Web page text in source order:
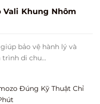
Vali Khung Nhôm
bảo vệ hành lý và
di chu...